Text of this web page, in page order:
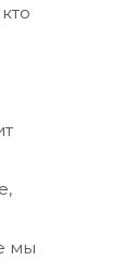
мы